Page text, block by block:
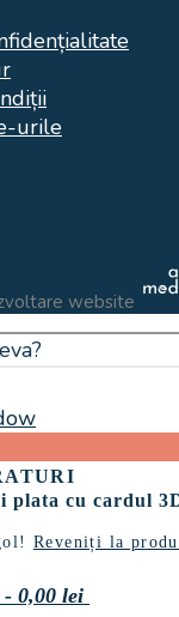
urile
website
plata cu cardul
Reveniți la
- 0,00 lei